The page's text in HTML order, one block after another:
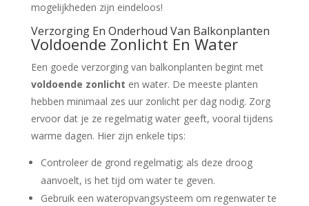
mogelijkheden zijn eindeloos!
Verzorging En Onderhoud Van Balkonplanten
Voldoende Zonlicht En Water
Een goede verzorging van balkonplanten begint met
voldoende zonlicht en water. De meeste planten
hebben minimaal zes uur zonlicht per dag nodig. Zorg
ervoor dat je ze regelmatig water geeft, vooral tijdens
warme dagen. Hier zijn enkele tips:
Controleer de grond regelmatig; als deze droog
aanvoelt, is het tijd om water te geven.
Gebruik een wateropvangsysteem om regenwater te